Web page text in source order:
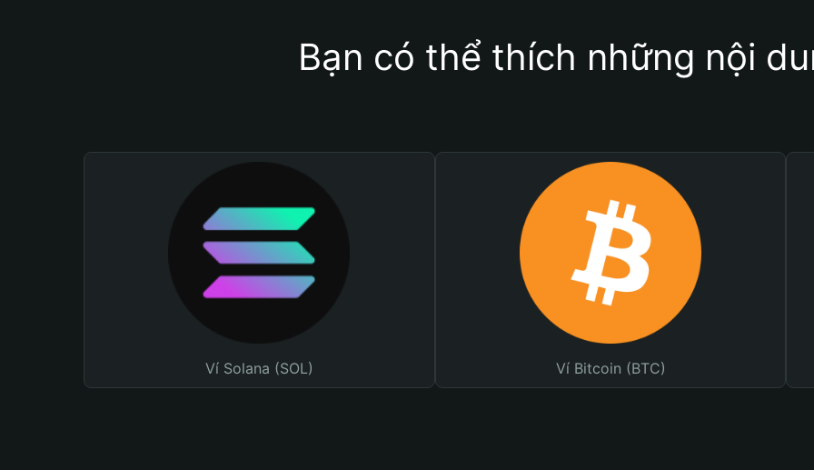
Bạn có thể thích những nội
Ví Solana (SOL) Ví Bitcoin (BTC)